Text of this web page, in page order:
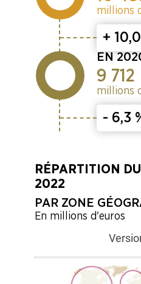
millions
+
EN
9 712
millions
- 6,3
RÉPARTITION
2022
PAR ZONE
En millions d'euros